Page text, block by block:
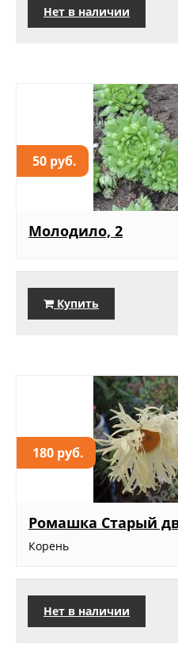
Нет в наличии
50 руб.
Молодило, 2
Купить
180 руб.
Ромашка Старый
Корень
Нет в наличии